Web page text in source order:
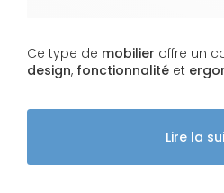
Ce type de mobilier offre un
design, fonctionnalité et
Lire la